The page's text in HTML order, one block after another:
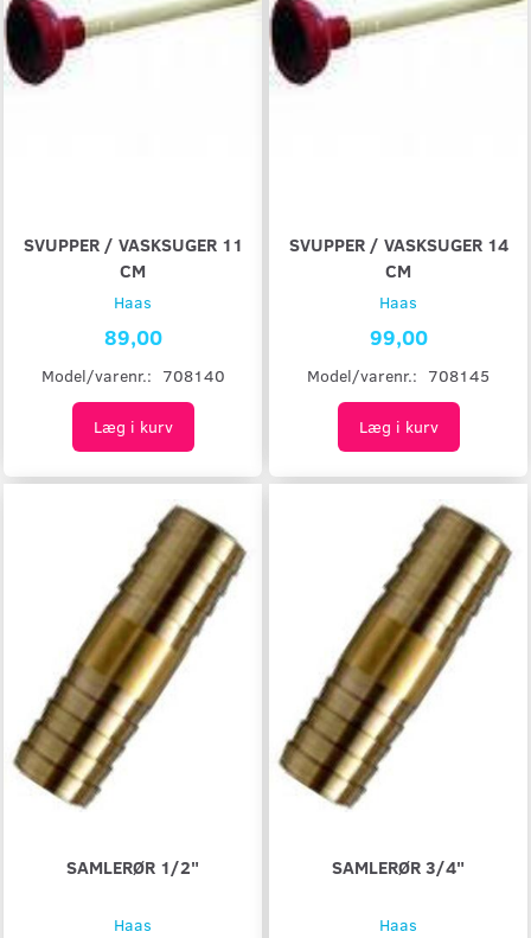
SVUPPER / VASKSUGER 11
CM
Haas
89,00
Model/varenr.: 708140
Læg i kurv
SVUPPER / VASKSUGER 14
CM
Haas
99,00
Model/varenr.: 708145
Læg i kurv
SAMLERØR 1/2"
Haas
SAMLERØR 3/4"
Haas